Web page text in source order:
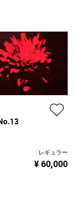
レギュラー
¥ 60,000